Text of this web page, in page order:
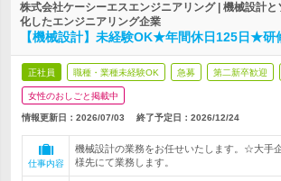
株式会社ケーシーエスエンジニアリング | 機械設計
化したエンジニアリング企業
【機械設計】未経験OK★年間休日125日★研
正社員 職種・業種未経験OK 急募 第二新卒歓迎
女性のおしごと掲載中
情報更新日：2026/07/03 終了予定日： 2026/12/24
仕事内容
機械設計の業務をお任せいたします。☆大手
様先にて業務します。